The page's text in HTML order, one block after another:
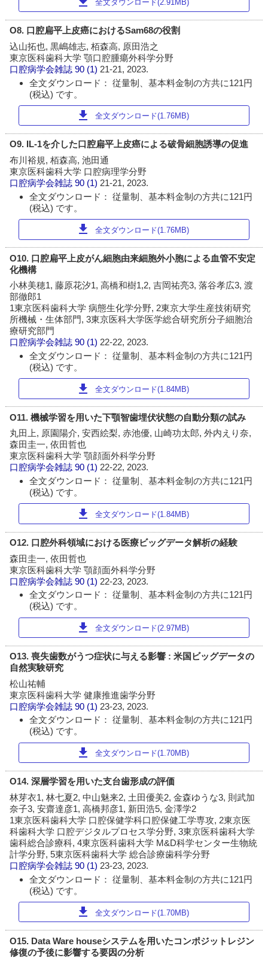
全文ダウンロード(2.91MB)
O8. 口腔扁平上皮癌におけるSam68の役割
込山拓也, 黒嶋雄志, 栢森高, 原田浩之
東京医科歯科大学 顎口腔腫瘍外科学分野
口腔病学会雑誌 90 (1) 21-21, 2023.
全文ダウンロード： 従量制、基本料金制の方共に121円
(税込) です。
download 全文ダウンロード(1.76MB)
O9. IL-1を介した口腔扁平上皮癌による破骨細胞誘導の促進
布川裕規, 栢森高, 池田通
東京医科歯科大学 口腔病理学分野
口腔病学会雑誌 90 (1) 21-21, 2023.
全文ダウンロード： 従量制、基本料金制の方共に121円
(税込) です。
download 全文ダウンロード(1.76MB)
O10. 口腔扁平上皮がん細胞由来細胞外小胞による血管不安定
化機構
小林美穂1, 藤原花汐1, 高橋和樹1,2, 吉岡祐亮3, 落谷孝広3, 渡
部徹郎1
1東京医科歯科大学 病態生化学分野, 2東京大学生産技術研究
所機械・生体部門, 3東京医科大学医学総合研究所分子細胞治
療研究部門
口腔病学会雑誌 90 (1) 22-22, 2023.
全文ダウンロード： 従量制、基本料金制の方共に121円
(税込) です。
download 全文ダウンロード(1.84MB)
O11. 機械学習を用いた下顎智歯埋伏状態の自動分類の試み
丸田上, 原園陽介, 安西絵梨, 赤池優, 山崎功太郎, 外内えり奈,
森田圭一, 依田哲也
東京医科歯科大学 顎顔面外科学分野
口腔病学会雑誌 90 (1) 22-22, 2023.
全文ダウンロード： 従量制、基本料金制の方共に121円
(税込) です。
download 全文ダウンロード(1.84MB)
O12. 口腔外科領域における医療ビッグデータ解析の経験
森田圭一, 依田哲也
東京医科歯科大学 顎顔面外科学分野
口腔病学会雑誌 90 (1) 22-23, 2023.
全文ダウンロード： 従量制、基本料金制の方共に121円
(税込) です。
download 全文ダウンロード(2.97MB)
O13. 喪失歯数がうつ症状に与える影響 : 米国ビッグデータの
自然実験研究
松山祐輔
東京医科歯科大学 健康推進歯学分野
口腔病学会雑誌 90 (1) 23-23, 2023.
全文ダウンロード： 従量制、基本料金制の方共に121円
(税込) です。
download 全文ダウンロード(1.70MB)
O14. 深層学習を用いた支台歯形成の評価
林芽衣1, 林七夏2, 中山魅来2, 土田優美2, 金森ゆうな3, 則武加
奈子3, 安齋達彦1, 高橋邦彦1, 新田浩5, 金澤学2
1東京医科歯科大学 口腔保健学科口腔保健工学専攻, 2東京医
科歯科大学 口腔デジタルプロセス学分野, 3東京医科歯科大学
歯科総合診療科, 4東京医科歯科大学 M&D科学センター生物統
計学分野, 5東京医科歯科大学 総合診療歯科学分野
口腔病学会雑誌 90 (1) 23-23, 2023.
全文ダウンロード： 従量制、基本料金制の方共に121円
(税込) です。
download 全文ダウンロード(1.70MB)
O15. Data Ware houseシステムを用いたコンポジットレジン
修復の予後に影響する要因の分析